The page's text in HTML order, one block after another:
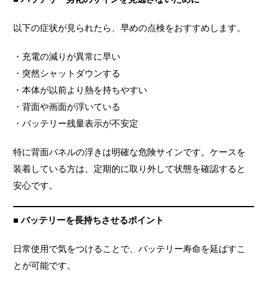
以下の症状が見られたら、早めの点検をおすすめします。
・充電の減りが異常に早い
・突然シャットダウンする
・本体が以前より熱を持ちやすい
・背面や画面が浮いている
・バッテリー残量表示が不安定
特に背面パネルの浮きは明確な危険サインです。ケースを
装着している方は、定期的に取り外して状態を確認すると
安心です。
■ バッテリーを長持ちさせるポイント
日常使用で気をつけることで、バッテリー寿命を延ばすこ
とが可能です。